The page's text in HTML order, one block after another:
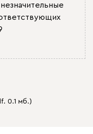
0.1 мб.)